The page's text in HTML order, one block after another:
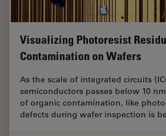
Visualizing Photoresist
Contamination on Wafers
As the scale of integrated circuits
semiconductors passes below 10
of organic contamination, like
defects during wafer inspection is